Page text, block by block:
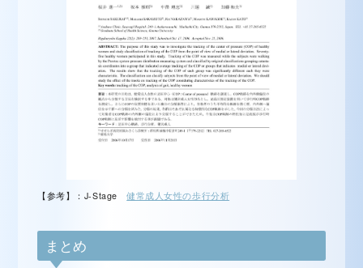
【参考】：J-Stage健常成人女性の歩行分析
まとめ